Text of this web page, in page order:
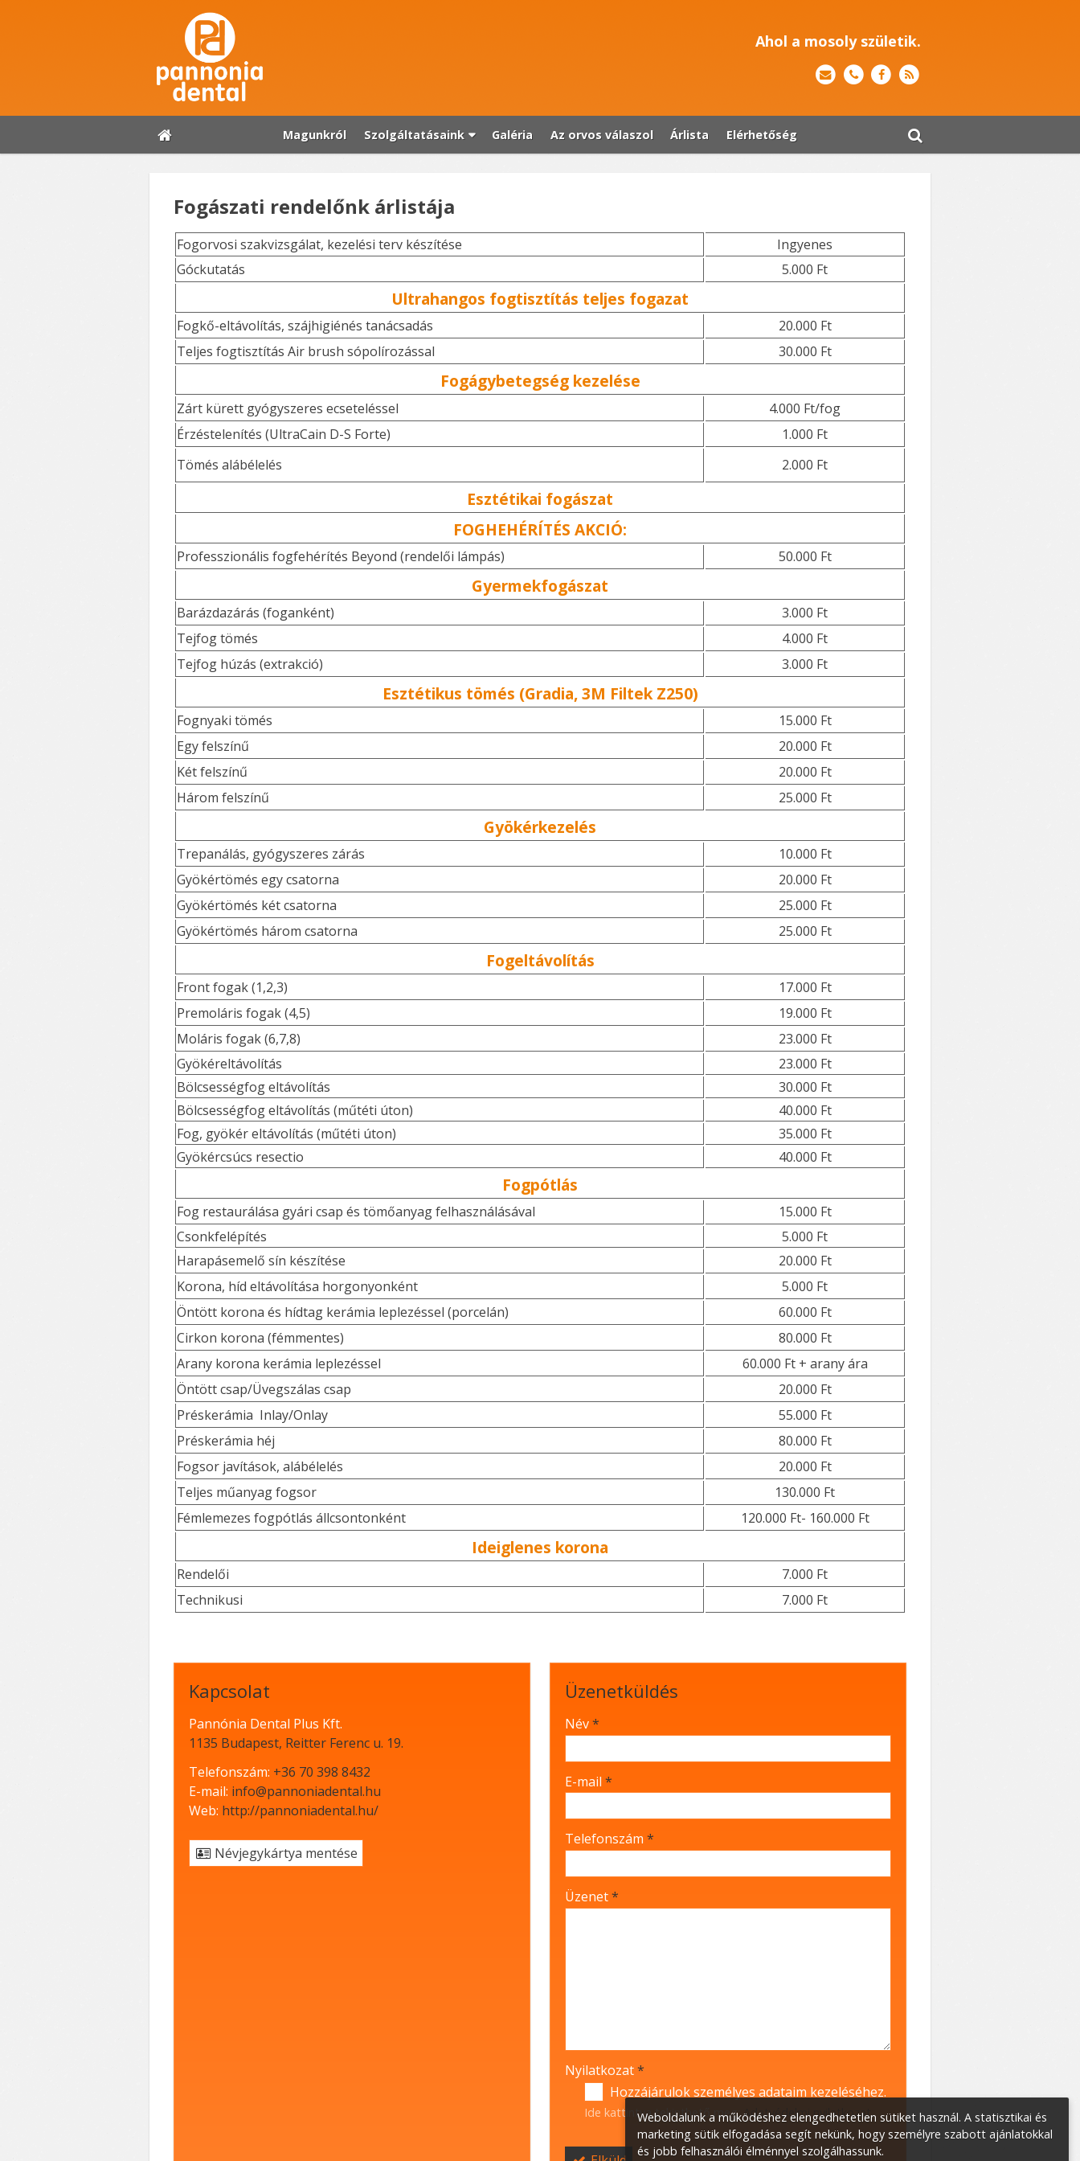
Ahol a mosoly születik.
Magunkról Szolgáltatásaink Galéria Az orvos válaszol Árlista Elérhetőség
Fogászati rendelőnk árlistája
Fogorvosi szakvizsgálat, kezelési terv készítése
Ingyenes
Góckutatás
5.000 Ft
Ultrahangos fogtisztítás teljes fogazat
Fogkő-eltávolítás, szájhigiénés tanácsadás
20.000 Ft
Teljes fogtisztítás Air brush sópolírozással
30.000 Ft
Fogágybetegség kezelése
Zárt kürett gyógyszeres ecseteléssel
4.000 Ft/fog
Érzéstelenítés (UltraCain D-S Forte)
1.000 Ft
Tömés alábélelés
2.000 Ft
Esztétikai fogászat
FOGHEHÉRÍTÉS AKCIÓ:
Professzionális fogfehérítés Beyond (rendelői lámpás) 50.000 Ft
Gyermekfogászat
Barázdazárás (foganként)
3.000 Ft
Tejfog tömés
4.000 Ft
Tejfog húzás (extrakció)
3.000 Ft
Esztétikus tömés (Gradia, 3M Filtek Z250)
Fognyaki tömés
15.000 Ft
Egy felszínű
20.000 Ft
Két felszínű
20.000 Ft
Három felszínű
25.000 Ft
Gyökérkezelés
Trepanálás, gyógyszeres zárás
10.000 Ft
Gyökértömés egy csatorna
20.000 Ft
Gyökértömés két csatorna
25.000 Ft
Gyökértömés három csatorna
25.000 Ft
Fogeltávolítás
Front fogak (1,2,3)
17.000 Ft
Premoláris fogak (4,5)
19.000 Ft
Moláris fogak (6,7,8)
23.000 Ft
Gyökéreltávolítás
23.000 Ft
Bölcsességfog eltávolítás
30.000 Ft
Bölcsességfog eltávolítás (műtéti úton)
40.000 Ft
Fog, gyökér eltávolítás (műtéti úton)
35.000 Ft
Gyökércsúcs resectio
40.000 Ft
Fogpótlás
Fog restaurálása gyári csap és tömőanyag felhasználásával
15.000 Ft
Csonkfelépítés
5.000 Ft
Harapásemelő sín készítése
20.000 Ft
Korona, híd eltávolítása horgonyonként
5.000 Ft
Öntött korona és hídtag kerámia leplezéssel (porcelán)
60.000 Ft
Cirkon korona (fémmentes)
80.000 Ft
Arany korona kerámia leplezéssel
60.000 Ft + arany ára
Öntött csap/Üvegszálas csap
20.000 Ft
Préskerámia Inlay/Onlay
55.000 Ft
Préskerámia héj
80.000 Ft
Fogsor javítások, alábélelés
20.000 Ft
Teljes műanyag fogsor
130.000 Ft
Fémlemezes fogpótlás állcsontonként
120.000 Ft- 160.000 Ft
Ideiglenes korona
Rendelői
7.000 Ft
Technikusi
7.000 Ft
Kapcsolat
Pannónia Dental Plus Kft.
1135 Budapest, Reitter Ferenc u. 19.
Telefonszám: +36 70 398 8432
E-mail: info@pannoniadental.hu
Web: http://pannoniadental.hu/
Névjegykártya mentése
Üzenetküldés
-
Név*
E-mail *
Telefonszám *
Üzenet*
Nyilatkozat*
Hozzájárulok személyes adataim kezeléséhez.
Ide kattintva tekinthető meg:Adatvédelmi nyilatkozat.
Weboldalunk a működéshez elengedhetetlen sütiket használ. A statisztikai és
marketing sütik elfogadása segít nekünk, hogy személyre szabott ajánlatokkal
és jobb felhasználói élménnyel szolgálhassunk.